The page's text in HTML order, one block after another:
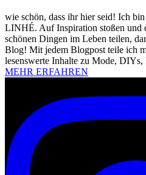
wie schön, dass ihr hier seid! Ich
LINHÉ. Auf Inspiration stoßen und
schönen Dingen im Leben teilen,
Blog! Mit jedem Blogpost teile ich
lesenswerte Inhalte zu Mode, DIYs,
MEHR ERFAHREN